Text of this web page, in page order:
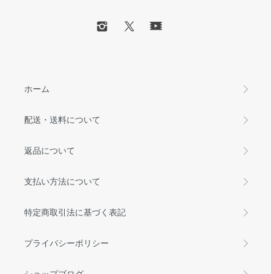
ホーム
配送・送料について
返品について
支払い方法について
特定商取引法に基づく表記
プライバシーポリシー